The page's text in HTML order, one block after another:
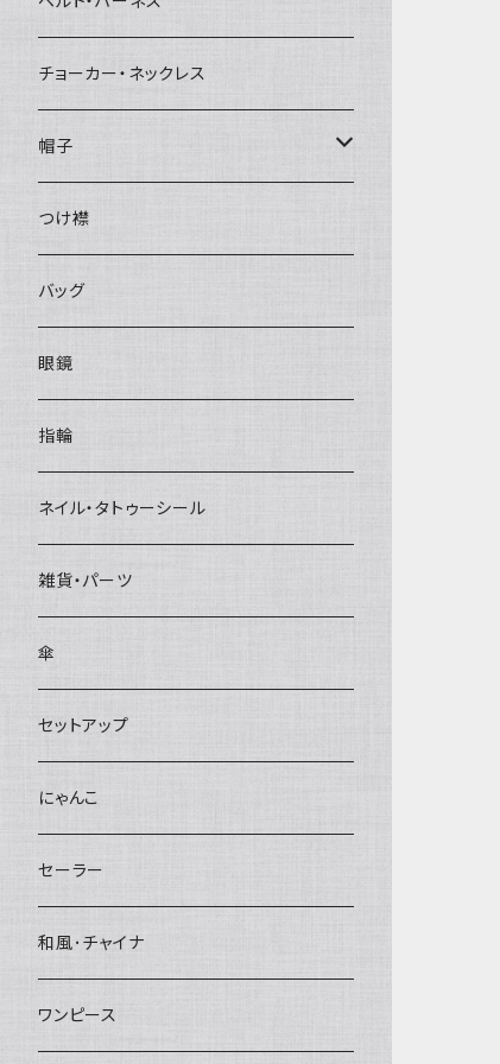
チョーカー・ネックレス
帽子
ベレー帽
つけ襟
バッグ
眼鏡
指輪
ネイル・タトゥーシール
雑貨・パーツ
傘
セットアップ
にゃんこ
セーラー
和風･チャイナ
ワンピース